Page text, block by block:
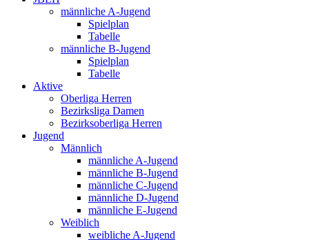
männliche A-Jugend
Spielplan
Tabelle
männliche B-Jugend
Spielplan
Tabelle
Aktive
Oberliga Herren
Bezirksliga Damen
Bezirksoberliga Herren
Jugend
Männlich
männliche A-Jugend
männliche B-Jugend
männliche C-Jugend
männliche D-Jugend
männliche E-Jugend
Weiblich
weibliche A-Jugend